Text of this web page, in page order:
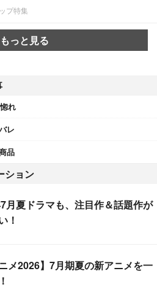
プ特集
もっと見る
れ
レ
品
ション
月夏ドラマも、注目作＆話題作が
！
ニメ2026】7月期夏の新アニメを一